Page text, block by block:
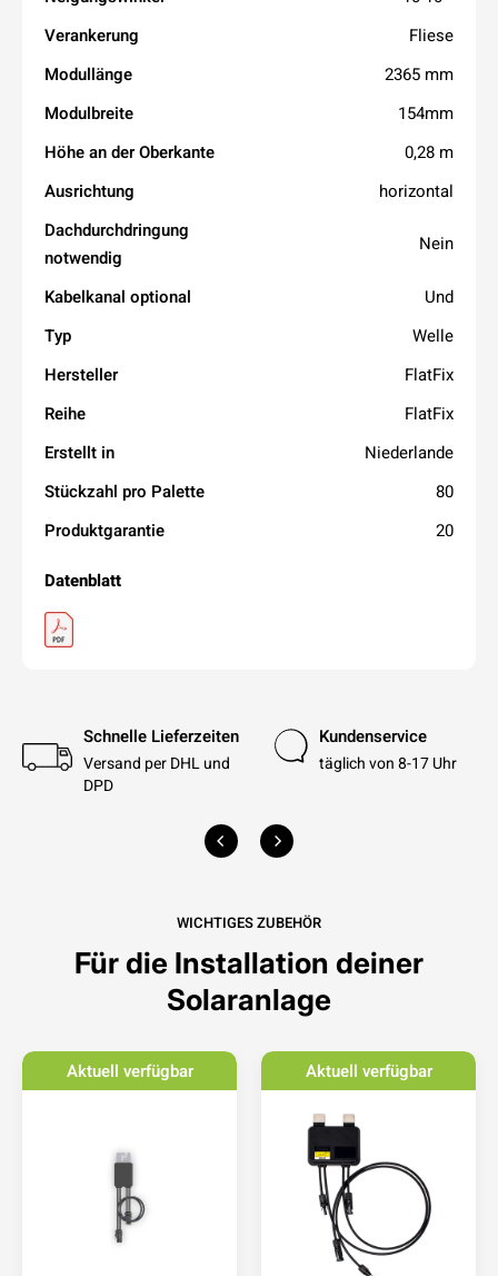
Verankerung
Fliese
Modullänge
2365 mm
Modulbreite
154mm
Höhe an der Oberkante
0,28 m
Ausrichtung
horizontal
Dachdurchdringung
notwendig
Nein
Kabelkanal optional
Und
Typ
Welle
Hersteller
FlatFix
Reihe
FlatFix
Erstellt in
Niederlande
Stückzahl pro Palette
80
Produktgarantie
20
Datenblatt
Schnelle Lieferzeiten
Versand per DHL und
DPD
Kundenservice
täglich von 8-17 Uhr
WICHTIGES ZUBEHÖR
Für die Installation deiner
Solaranlage
Aktuell verfügbar Aktuell verfügbar